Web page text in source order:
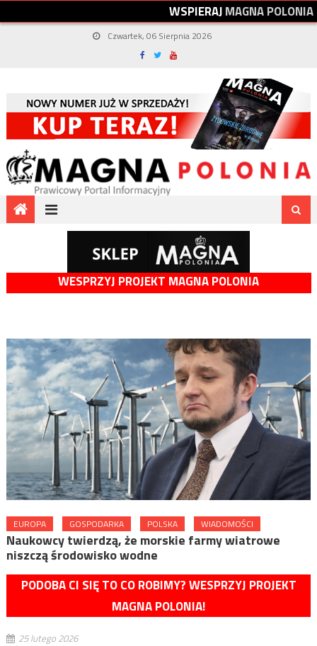
WSPIERAJMAGNAPOLONIA
Czwartek, 06 Sierpnia 2026
WESPRZYJ PROJEKT MAGNA POLONIA
EUROPA GOSPODARKA POLSKA WIADOMOŚCI
Naukowcy twierdzą, że morskie farmy wiatrowe
niszczą środowisko wodne
PODOBA CI SIĘ TO CO ROBIMY? WESPRZYJ PROJEKT
MAGNA POLONIA!
25 lutego 2026